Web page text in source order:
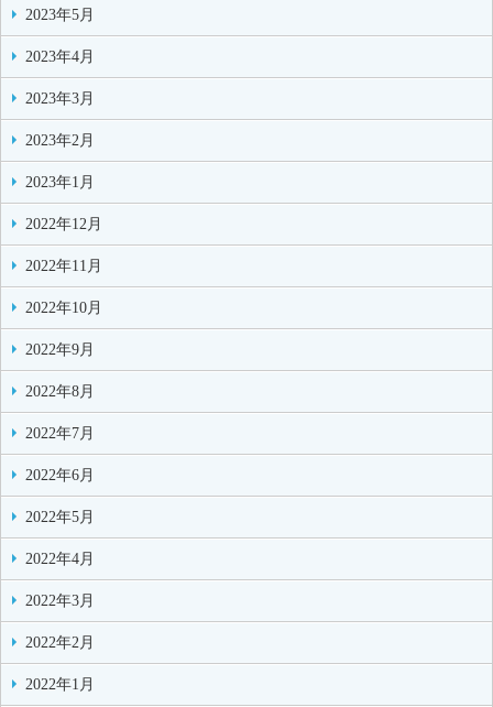
2023年5月
2023年4月
2023年3月
2023年2月
2023年1月
2022年12月
2022年11月
2022年10月
2022年9月
2022年8月
2022年7月
2022年6月
2022年5月
2022年4月
2022年3月
2022年2月
2022年1月